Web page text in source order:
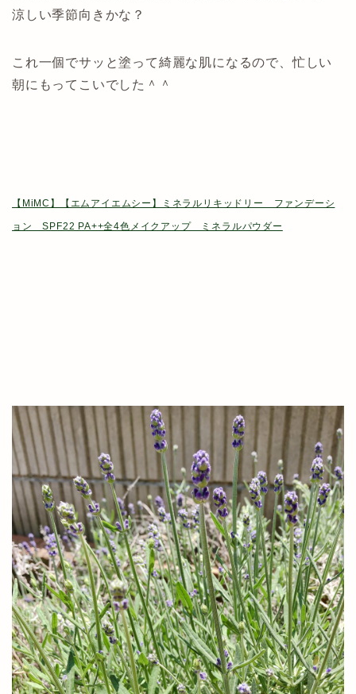
涼しい季節向きかな？
これ一個でサッと塗って綺麗な肌になるので、忙しい
朝にもってこいでした＾＾
【MiMC】【エムアイエムシー】ミネラルリキッドリー ファンデーシ
ョン SPF22 PA++全4色メイクアップ ミネラルパウダー